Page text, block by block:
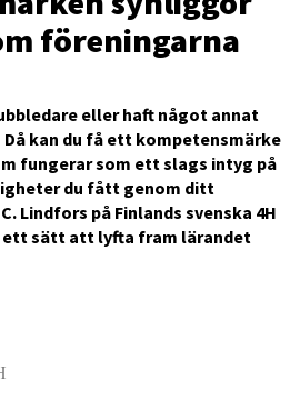
föreningarna
eller haft något annat
Då kan du få ett kompetensmärke
fungerar som ett slags intyg på
du fått genom ditt
Lindfors på Finlands svenska 4H
sätt att lyfta fram lärandet